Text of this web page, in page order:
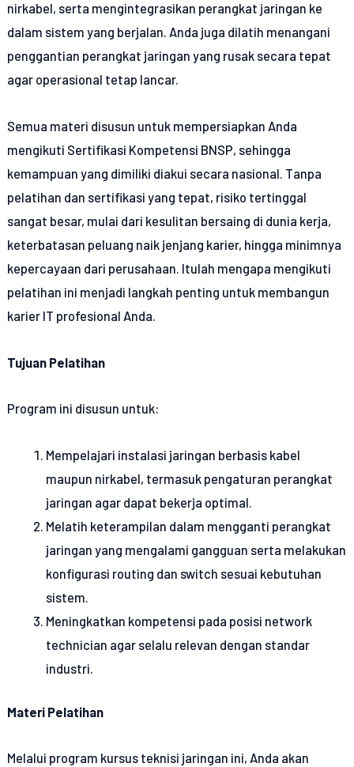
nirkabel, serta mengintegrasikan perangkat jaringan ke
dalam sistem yang berjalan. Anda juga dilatih menangani
penggantian perangkat jaringan yang rusak secara tepat
agar operasional tetap lancar.
Semua materi disusun untuk mempersiapkan Anda
mengikuti Sertifikasi Kompetensi BNSP, sehingga
kemampuan yang dimiliki diakui secara nasional. Tanpa
pelatihan dan sertifikasi yang tepat, risiko tertinggal
sangat besar, mulai dari kesulitan bersaing di dunia kerja,
keterbatasan peluang naik jenjang karier, hingga minimnya
kepercayaan dari perusahaan. Itulah mengapa mengikuti
pelatihan ini menjadi langkah penting untuk membangun
karier IT profesional Anda.
Tujuan Pelatihan
Program ini disusun untuk:
Mempelajari instalasi jaringan berbasis kabel
maupun nirkabel, termasuk pengaturan perangkat
jaringan agar dapat bekerja optimal.
Melatih keterampilan dalam mengganti perangkat
jaringan yang mengalami gangguan serta melakukan
konfigurasi routing dan switch sesuai kebutuhan
sistem.
Meningkatkan kompetensi pada posisi network
technician agar selalu relevan dengan standar
industri.
Materi Pelatihan
Melalui program kursus teknisi jaringan ini, Anda akan